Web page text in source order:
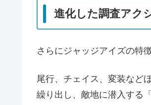
進化した調査アク
さらにジャッジアイズの特
尾行、チェイス、変装など
繰り出し、敵地に潜入する